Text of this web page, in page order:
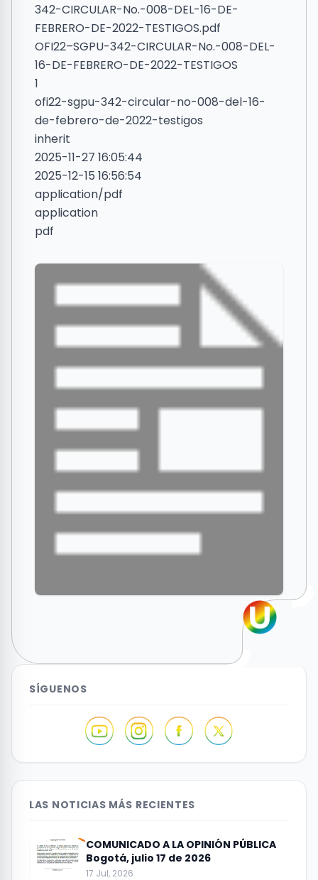
342-CIRCULAR-No.-008-DEL-16-DE-
FEBRERO-DE-2022-TESTIGOS.pdf
OFI22–SGPU-342-CIRCULAR-No.-008-DEL-
16-DE-FEBRERO-DE-2022-TESTIGOS
1
ofi22-sgpu-342-circular-no-008-del-16-
de-febrero-de-2022-testigos
inherit
2025-11-27 16:05:44
2025-12-15 16:56:54
application/pdf
application
pdf
SÍGUENOS
LAS NOTICIAS MÁS RECIENTES
COMUNICADO A LA OPINIÓN PÚBLICA
Bogotá, julio 17 de 2026
17 Jul, 2026